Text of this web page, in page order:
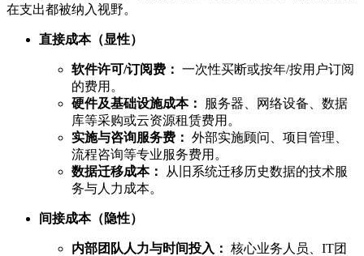
在支出都被纳入视野。
直接成本（显性）
软件许可/订阅费： 一次性买断或按年/按用户订阅
的费用。
硬件及基础设施成本：
服务器、网络设备、数据
库等采购或云资源租赁费用。
实施与咨询服务费： 外部实施顾问、项目管理、
流程咨询等专业服务费用。
数据迁移成本：
从旧系统迁移历史数据的技术服
务与人力成本。
间接成本（隐性）
内部团队人力与时间投入： 核心业务人员、IT团